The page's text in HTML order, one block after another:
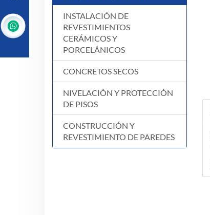
INSTALACIÓN DE
REVESTIMIENTOS
CERÁMICOS Y
PORCELÁNICOS
CONCRETOS SECOS
NIVELACIÓN Y PROTECCIÓN
DE PISOS
CONSTRUCCIÓN Y
REVESTIMIENTO DE PAREDES